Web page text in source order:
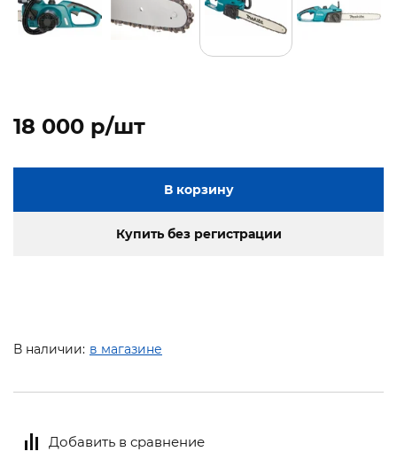
18 000 p/шт
В корзину
Купить без регистрации
В наличии: в магазине
Добавить в сравнение